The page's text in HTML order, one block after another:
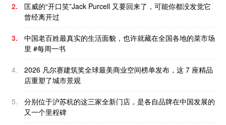
2.
匡威的“开口笑”Jack Purcell 又要回来了，可能你都没发觉它
曾经离开过
3.
中国老百姓最真实的生活面貌，也许就藏在全国各地的菜市场
里 #每周一书
4.
2026 凡尔赛建筑奖全球最美商业空间榜单发布，这 7 座精品
店重塑了城市景观
5.
分别位于沪苏杭的这三家全新门店，是各自品牌在中国发展的
又一个里程碑